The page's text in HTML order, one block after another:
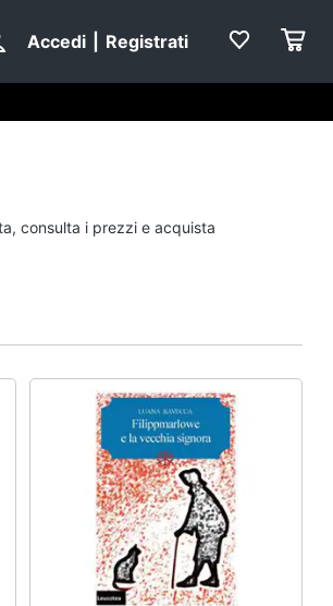
Accedi Registrati
consulta i prezzi e acquista